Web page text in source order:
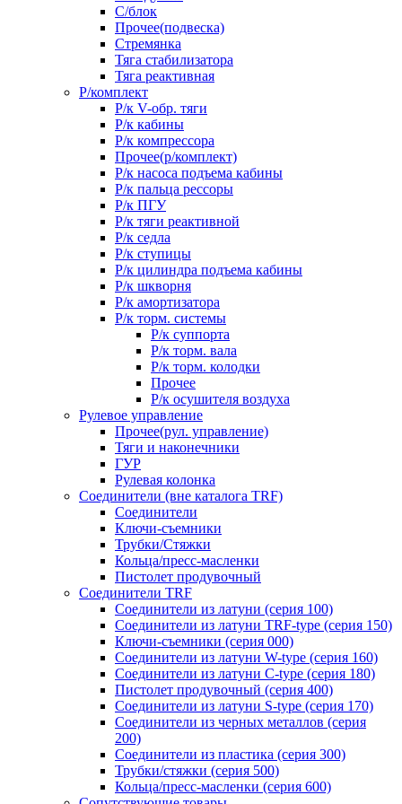
С/блок
Прочее(подвеска)
Стремянка
Тяга стабилизатора
Тяга реактивная
Р/комплект
Р/к V-обр. тяги
Р/к кабины
Р/к компрессора
Прочее(р/комплект)
Р/к насоса подъема кабины
Р/к пальца рессоры
Р/к ПГУ
Р/к тяги реактивной
Р/к седла
Р/к ступицы
Р/к цилиндра подъема кабины
Р/к шкворня
Р/к амортизатора
Р/к торм. системы
Р/к суппорта
Р/к торм. вала
Р/к торм. колодки
Прочее
Р/к осушителя воздуха
Рулевое управление
Прочее(рул. управление)
Тяги и наконечники
ГУР
Рулевая колонка
Соединители (вне каталога TRF)
Соединители
Ключи-cъемники
Трубки/Стяжки
Кольца/пресс-масленки
Пистолет продувочный
Соединители TRF
Соединители из латуни (серия 100)
Соединители из латуни TRF-type (серия 150)
Ключи-съемники (серия 000)
Соединители из латуни W-type (серия 160)
Соединители из латуни С-type (серия 180)
Пистолет продувочный (серия 400)
Соединители из латуни S-type (серия 170)
Соединители из черных металлов (серия
200)
Соединители из пластика (серия 300)
Трубки/стяжки (серия 500)
Кольца/пресс-масленки (серия 600)